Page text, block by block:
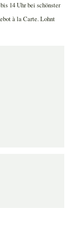
14 Uhr bei schönster
à la Carte. Lohnt